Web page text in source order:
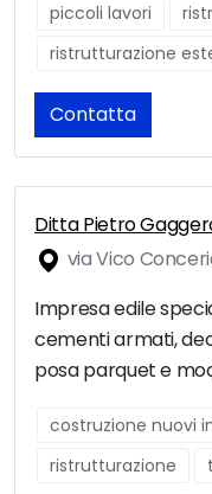
piccoli lavori
ristrutturazione
Contatta
Ditta Pietro
via Vico
Impresa edile
cementi armati,
posa parquet e
costruzione nuovi
ristrutturazione